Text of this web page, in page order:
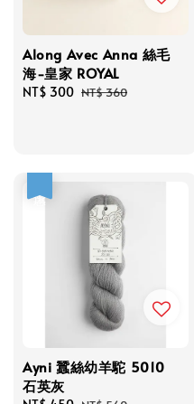
Along Avec Anna 絲毛
海-皇家 ROYAL
Sale
NT$ 300 Regular
NT$ 360
Ayni 蠶絲幼羊駝 5010
石英灰